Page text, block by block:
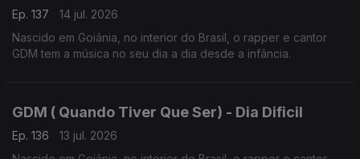
Ep. 137
14 jul. 2026
Nascido em Goiânia, no interior do Brasil, o rapper e cantor
GDM tem a música no seu dia a dia desde a infância.
GDM ( Quando Tiver Que Ser) - Dia Dificil
Ep. 136
13 jul. 2026